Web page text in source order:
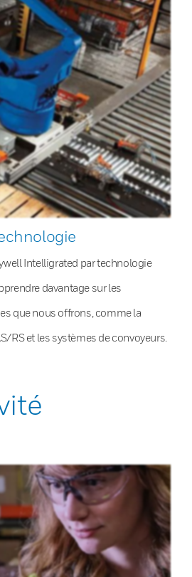
Intelligrated par technologie
davantage sur les
que nous offrons, comme la
RS et les systèmes de convoyeurs.